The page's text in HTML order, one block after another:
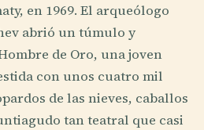
en 1969. El arqueólogo
abrió un túmulo y
de Oro, una joven
con unos cuatro mil
de las nieves, caballos
tan teatral que casi